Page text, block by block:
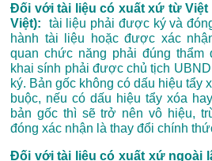
Đối với tài liệu có xuất xứ từ Việt
Việt): tài liệu phải được ký và
hành tài liệu hoặc được xác
quan chức năng phải đúng thẩm
khai sính phải được chủ tịch
ký. Bản gốc không có dấu hiệu tẩy
buộc, nếu có dấu hiệu tẩy xóa
bản gốc thì sẽ trở nên vô hiệu,
đóng xác nhận là thay đổi chính
Đối với tài liệu có xuất xứ ngoài